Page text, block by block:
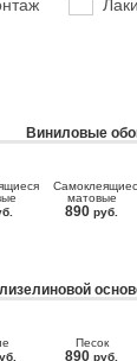
Виниловые
матовые
890 руб.
Песок
890 руб.